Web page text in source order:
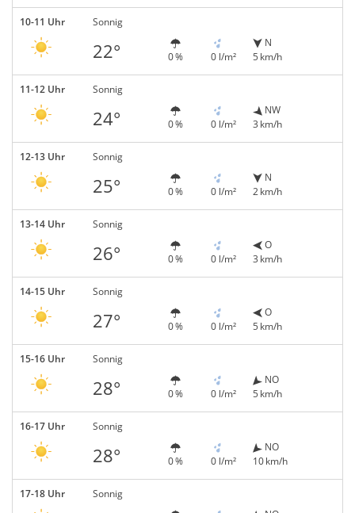
10-11 Uhr Sonnig
22° 0 % 0 l/m²
N
5 km/h
11-12 Uhr Sonnig
24° 0 % 0 l/m²
NW
3 km/h
12-13 Uhr Sonnig
25° 0 % 0 l/m²
N
2 km/h
13-14 Uhr Sonnig
26° 0 % 0 l/m²
O
3 km/h
14-15 Uhr Sonnig
27° 0 % 0 l/m²
O
5 km/h
15-16 Uhr Sonnig
28° 0 % 0 l/m²
NO
5 km/h
16-17 Uhr Sonnig
28° 0 % 0 l/m²
NO
10 km/h
17-18 Uhr Sonnig